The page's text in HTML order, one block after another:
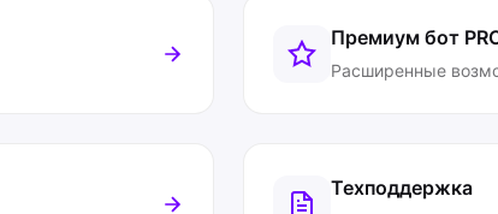
Премиум бот
Расширенные
Техподдержка